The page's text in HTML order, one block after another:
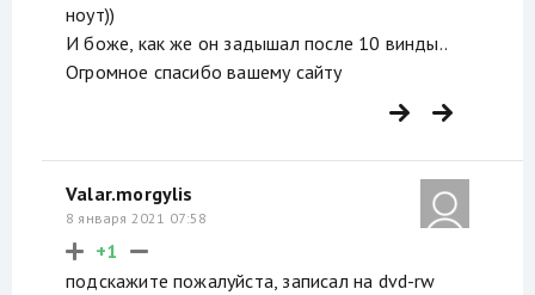
ноут))
И боже, как же он задышал после 10 винды..
Огромное спасибо вашему сайту
Valar.morgylis
8 января 2021 07:58
+1
подскажите пожалуйста, записал на dvd-rw